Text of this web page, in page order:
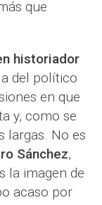
que
historiador
del político
en que
y, como se
largas. No es
Sánchez,
la imagen de
acaso por